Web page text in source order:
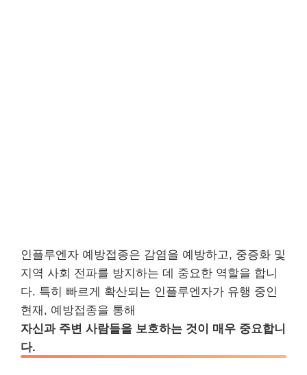
인플루엔자 예방접종은 감염을 예방하고, 중증화 및
지역 사회 전파를 방지하는 데 중요한 역할을 합니
다. 특히 빠르게 확산되는 인플루엔자가 유행 중인
현재, 예방접종을 통해
자신과 주변 사람들을 보호하는 것이 매우 중요합니
다.